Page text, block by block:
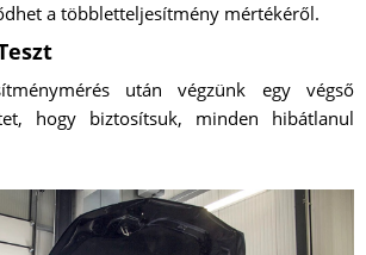
a többletteljesítmény mértékéről.
után végzünk egy végső
hogy biztosítsuk, minden hibátlanul